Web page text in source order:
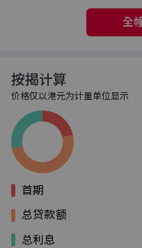
全
按揭计算
价格仅以港元为计量单位显示
首期
总贷款额
总利息